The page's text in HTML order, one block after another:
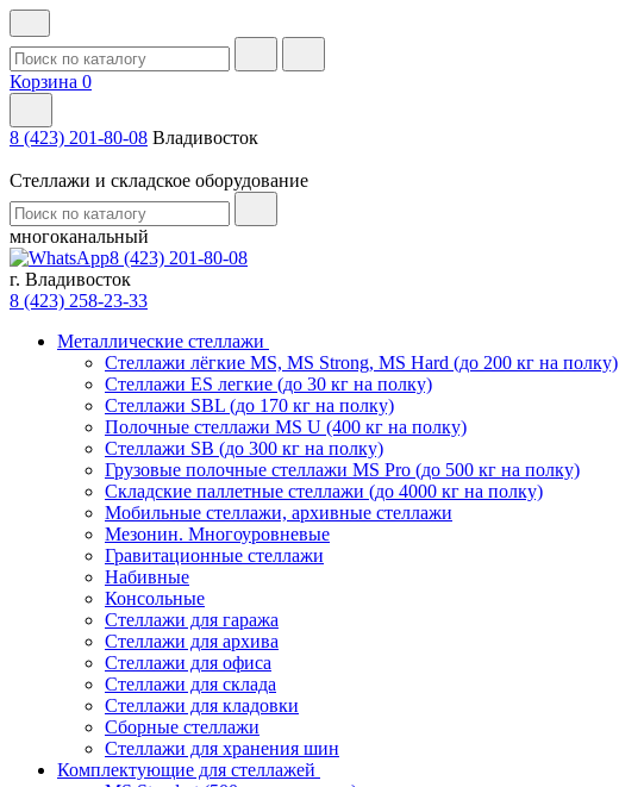
Корзина 0
8 (423) 201-80-08 Владивосток
Стеллажи и складское оборудование
многоканальный
8 (423) 201-80-08
г. Владивосток
8 (423) 258-23-33
Металлические стеллажи
Стеллажи лёгкие MS, MS Strong, MS Hard (до 200 кг на полку)
Стеллажи ES легкие (до 30 кг на полку)
Стеллажи SBL (до 170 кг на полку)
Полочные стеллажи MS U (400 кг на полку)
Стеллажи SB (до 300 кг на полку)
Грузовые полочные стеллажи MS Pro (до 500 кг на полку)
Складские паллетные стеллажи (до 4000 кг на полку)
Мобильные стеллажи, архивные стеллажи
Мезонин. Многоуровневые
Гравитационные стеллажи
Набивные
Консольные
Стеллажи для гаража
Стеллажи для архива
Стеллажи для офиса
Стеллажи для склада
Стеллажи для кладовки
Сборные стеллажи
Стеллажи для хранения шин
Комплектующие для стеллажей